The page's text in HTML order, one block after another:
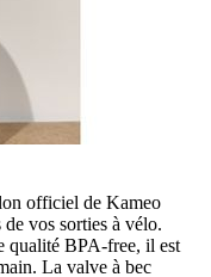
officiel de Kameo
vos sorties à vélo.
qualité BPA-free, il est
La valve à bec